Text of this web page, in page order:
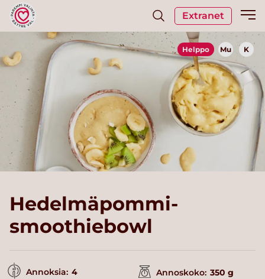
Extranet
Helppo Mu K
Hedelmäpommi-
smoothiebowl
Annoksia: 4 Annoskoko: 350 g